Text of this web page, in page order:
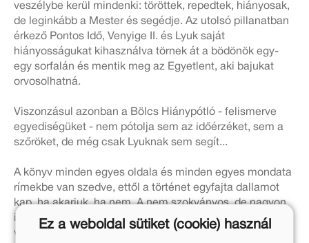
veszélybe kerül mindenki: töröttek, repedtek, hiányosak,
de leginkább a Mester és segédje. Az utolsó pillanatban
érkező Pontos Idő, Venyige II. és Lyuk saját
hiányosságukat kihasználva törnek át a bödönök egy-
egy sorfalán és mentik meg az Egyetlent, aki bajukat
orvosolhatná.
Viszonzásul azonban a Bölcs Hiánypótló - felismerve
egyediségüket - nem pótolja sem az időérzéket, sem a
szőröket, de még csak Lyuknak sem segít...
A könyv minden egyes oldala és minden egyes mondata
rímekbe van szedve, ettől a történet egyfajta dallamot
kap, ha akarjuk, ha nem. A nem szokványos, de nagyon
is magával ragadó írói stílus könnyed hangulatba
varázsol minden korosztályt - az ovistól a nagymamáig,
Ez a weboldal sütiket (cookie) használ